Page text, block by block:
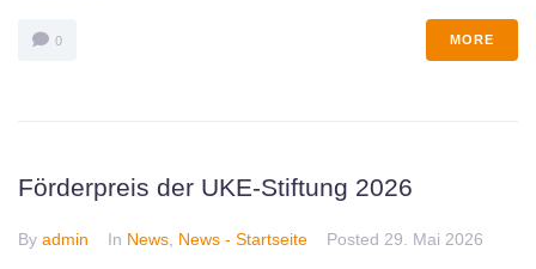
0 MORE
Förderpreis der UKE-Stiftung 2026
By admin In News News - Startseite Posted 29. Mai 2026